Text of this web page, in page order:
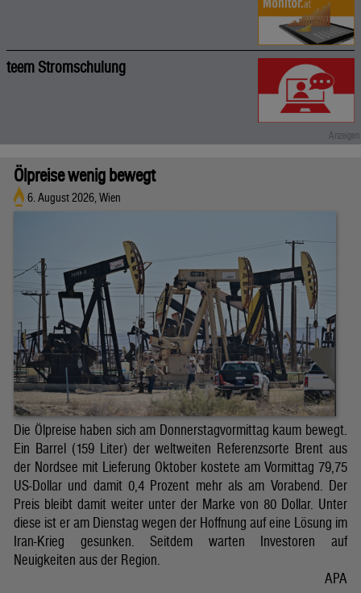
teem Stromschulung
Ölpreise wenig bewegt
6. August 2026, Wien
Die Ölpreise haben sich am Donnerstagvormittag kaum bewegt.
Ein Barrel (159 Liter) der weltweiten Referenzsorte Brent aus
der Nordsee mit Lieferung Oktober kostete am Vormittag 79,75
US-Dollar und damit 0,4 Prozent mehr als am Vorabend. Der
Preis bleibt damit weiter unter der Marke von 80 Dollar. Unter
diese ist er am Dienstag wegen der Hoffnung auf eine Lösung im
Iran-Krieg gesunken. Seitdem warten Investoren auf
Neuigkeiten aus der Region.
APA